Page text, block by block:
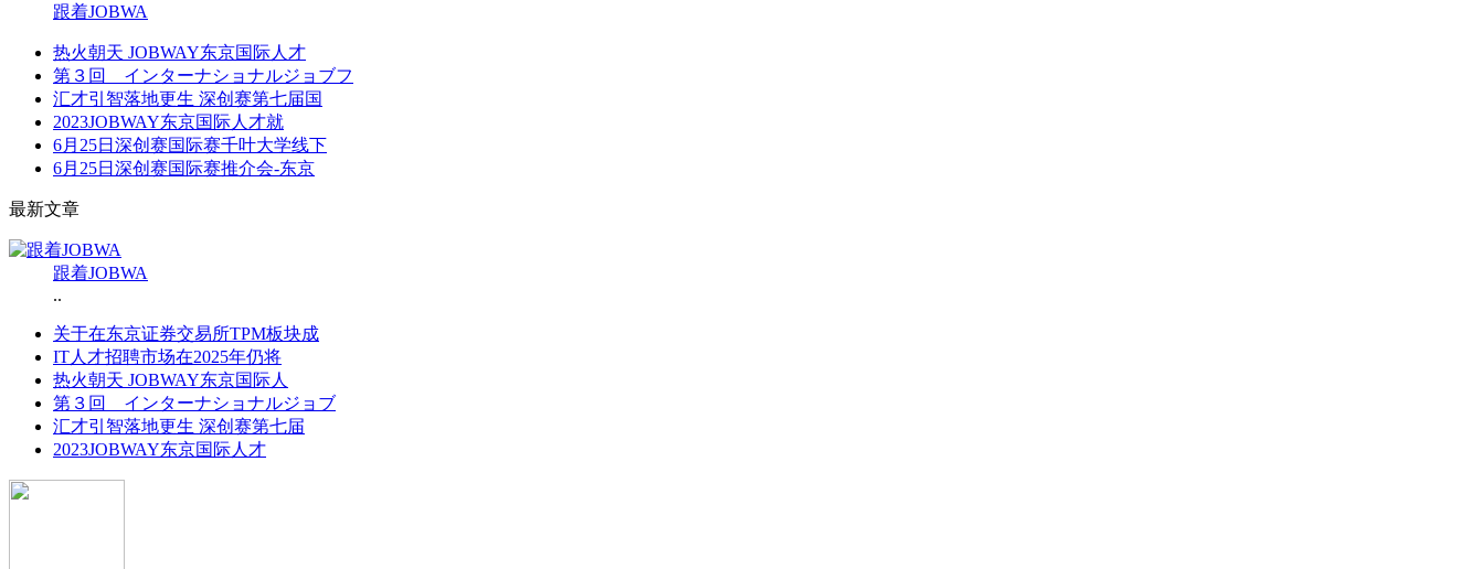
跟着JOBWA
热火朝天 JOBWAY东京国际人才
第３回 インターナショナルジョブフ
汇才引智落地更生 深创赛第七届国
2023JOBWAY东京国际人才就
6月25日深创赛国际赛千叶大学线下
6月25日深创赛国际赛推介会-东京
最新文章
跟着JOBWA
..
关于在东京证券交易所TPM板块成
IT人才招聘市场在2025年仍将
热火朝天 JOBWAY东京国际人
第３回 インターナショナルジョブ
汇才引智落地更生 深创赛第七届
2023JOBWAY东京国际人才